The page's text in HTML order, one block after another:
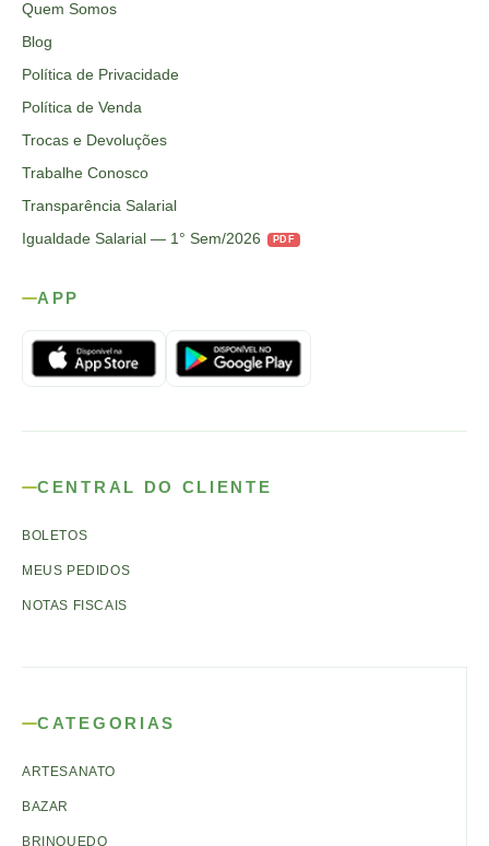
Quem Somos
Blog
Política de Privacidade
Política de Venda
Trocas e Devoluções
Trabalhe Conosco
Transparência Salarial
Igualdade Salarial — 1° Sem/2026
PDF
APP
CENTRAL DO CLIENTE
BOLETOS
MEUS PEDIDOS
NOTAS FISCAIS
CATEGORIAS
ARTESANATO
BAZAR
BRINQUEDO